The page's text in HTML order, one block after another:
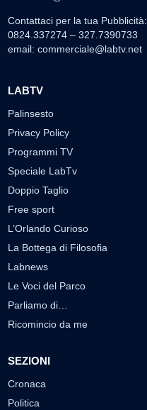
Contattaci per la tua Pubblicità:
0824.337274 – 327.7390733
email: commerciale@labtv.net
LABTV
Palinsesto
Privacy Policy
Programmi TV
Speciale LabTv
Doppio Taglio
Free sport
L’Orlando Curioso
La Bottega di Filosofia
Labnews
Le Voci del Parco
Parliamo di…
Ricomincio da me
SEZIONI
Cronaca
Politica